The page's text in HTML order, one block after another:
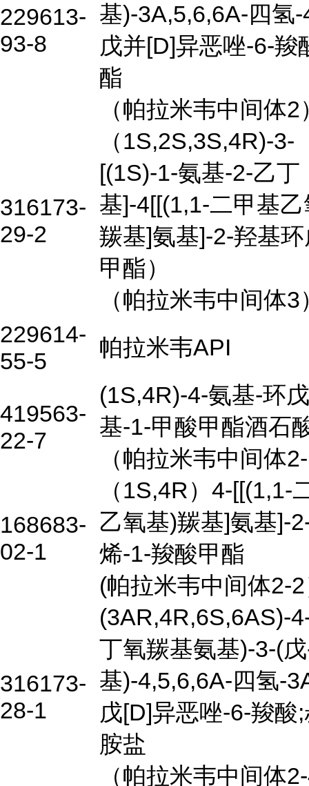
229613-
93-8
基)-3A,5,6,6A-四氢
戊并[D]异恶唑-6-羧
酯
（帕拉米韦中间体2
316173-
29-2
（1S,2S,3S,4R)-3-
[(1S)-1-氨基-2-乙丁
基]-4[[(1,1-二甲基
羰基]氨基]-2-羟基
甲酯）
（帕拉米韦中间体3
229614-
55-5
帕拉米韦API
419563-
22-7
(1S,4R)-4-氨基-环
基-1-甲酸甲酯酒石
（帕拉米韦中间体
168683-
02-1
（1S,4R）4-[[(1,1-
乙氧基)羰基]氨基]-
烯-1-羧酸甲酯
(帕拉米韦中间体2-
316173-
28-1
(3AR,4R,6S,6AS)-
丁氧羰基氨基)-3-(
基)-4,5,6,6A-四氢-
戊[D]异恶唑-6-羧酸
胺盐
（帕拉米韦中间体